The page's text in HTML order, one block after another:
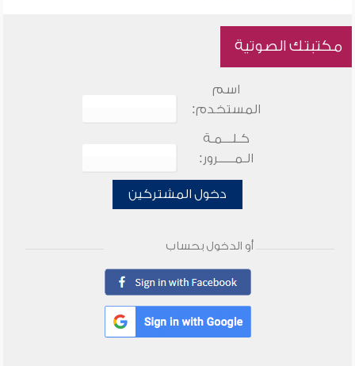
مكتبتك الصوتية
اسم
المستخدم:
كـلـــمـة
الـمـــــرور:
دخول المشتركين
أو الدخول بحساب